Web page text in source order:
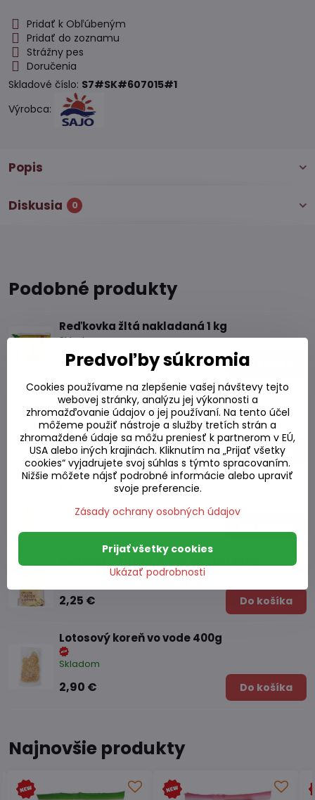
Pridať k Obľúbeným
Pridať do zoznamu
Strážny pes
Doručenia
Skladové číslo: S7#SK#607015#1
Výrobca:
Popis
Diskusia 0
Podobné produkty
Reďkovka žltá nakladaná 1 kg
Skladom
5,65 € Do košíka
Reďkovka žltá nakladaná 500g
Skladom
3,11 € Do košíka
Reďkovka žltá 350g
Reďkovka žltá krájaná na suši 350g
2,25 € Do košíka
Lotosový koreň vo vode 400g
Skladom
2,90 € Do košíka
Najnovšie produkty
Predvoľby súkromia
Cookies používame na zlepšenie vašej návštevy tejto
webovej stránky, analýzu jej výkonnosti a
zhromažďovanie údajov o jej používaní. Na tento účel
môžeme použiť nástroje a služby tretích strán a
zhromaždené údaje sa môžu preniesť k partnerom v EÚ,
USA alebo iných krajinách. Kliknutím na „Prijať všetky
cookies“ vyjadrujete svoj súhlas s týmto spracovaním.
Nižšie môžete nájsť podrobné informácie alebo upraviť
svoje preferencie.
Zásady ochrany osobných údajov
Ukázať podrobnosti
Prijať všetky cookies